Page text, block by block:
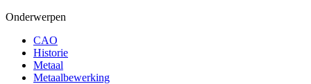
Onderwerpen
CAO
Historie
Metaal
Metaalbewerking